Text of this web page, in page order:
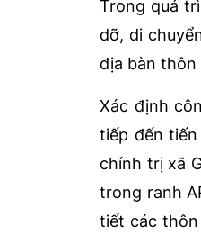
Trong quá
dỡ, di
địa bàn
Xác định
tiếp đến
chính trị xã
trong ranh
tiết các